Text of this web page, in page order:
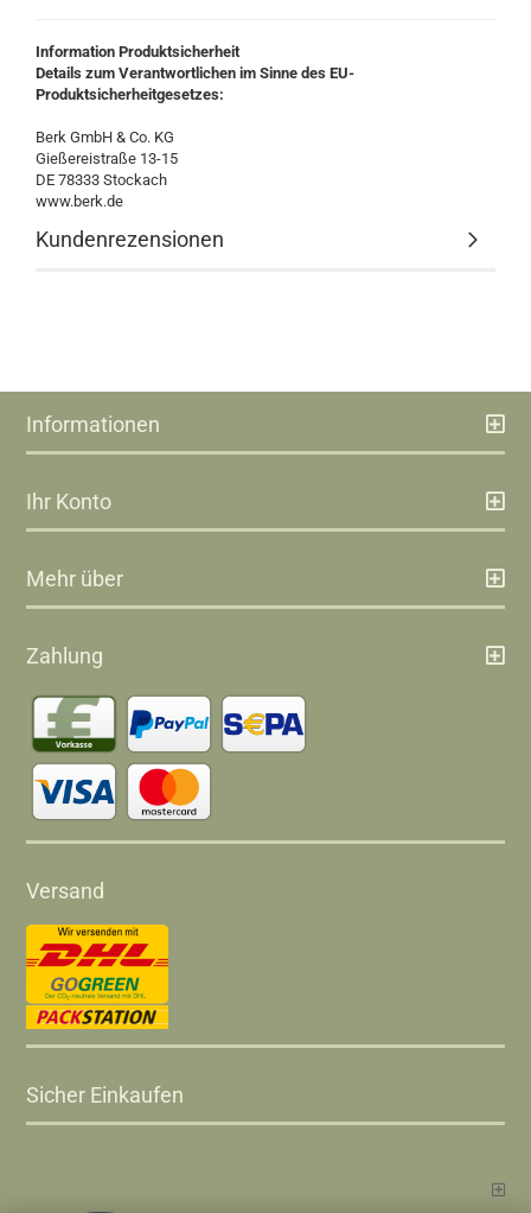
Information Produktsicherheit
Details zum Verantwortlichen im Sinne des EU-
Produktsicherheitgesetzes:
Berk GmbH & Co. KG
Gießereistraße 13-15
DE 78333 Stockach
www.berk.de
Kundenrezensionen
Informationen
Ihr Konto
Mehr über
Zahlung
Versand
Sicher Einkaufen